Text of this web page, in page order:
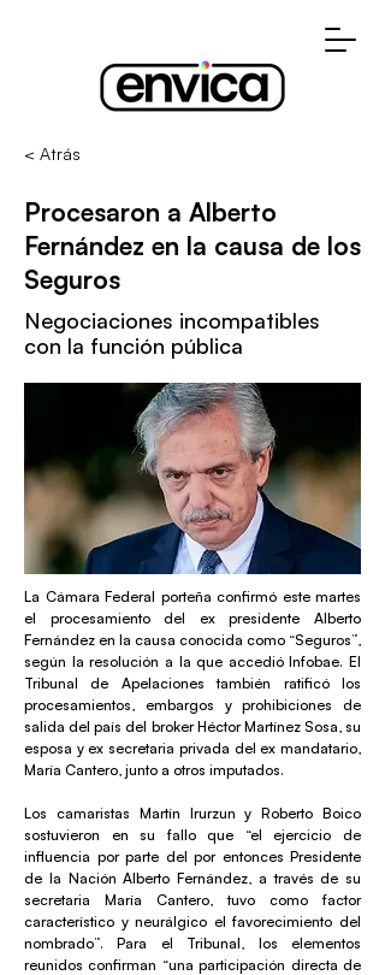
< Atrás
Procesaron a Alberto
Fernández en la causa de los
Seguros
Negociaciones incompatibles
con la función pública
La Cámara Federal porteña confirmó este martes
el procesamiento del ex presidente Alberto
Fernández en la causa conocida como “Seguros”,
según la resolución a la que accedió Infobae. El
Tribunal de Apelaciones también ratificó los
procesamientos, embargos y prohibiciones de
salida del país del broker Héctor Martínez Sosa, su
esposa y ex secretaria privada del ex mandatario,
María Cantero, junto a otros imputados.
Los camaristas Martín Irurzun y Roberto Boico
sostuvieron en su fallo que “el ejercicio de
influencia por parte del por entonces Presidente
de la Nación Alberto Fernández, a través de su
secretaria María Cantero, tuvo como factor
característico y neurálgico el favorecimiento del
nombrado”. Para el Tribunal, los elementos
reunidos confirman “una participación directa de